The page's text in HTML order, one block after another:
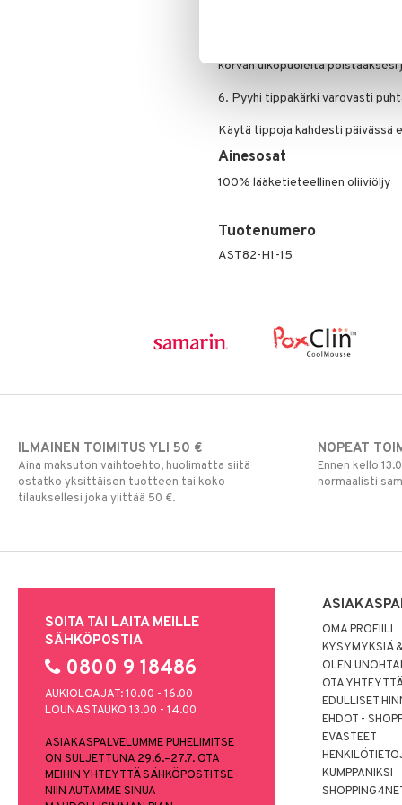
korvan ulkopuolelta
6. Pyyhi tippakärki varovasti
Käytä tippoja kahdesti päivässä
Ainesosat
100% lääketieteellinen oliiviöljy
Tuotenumero
AST82-H1-15
ILMAINEN TOIMITUS YLI 50 €
Aina maksuton vaihtoehto, huolimatta siitä
ostatko yksittäisen tuotteen tai koko
tilauksellesi joka ylittää 50 €.
NOPEAT
Ennen kello
normaalisti
SOITA TAI LAITA MEILLE
SÄHKÖPOSTIA
0800 9 18486
AUKIOLOAJAT: 10.00 - 16.00
LOUNASTAUKO 13.00 - 14.00
ASIAKASPALVELUMME PUHELIMITSE
ON SULJETTUNA 29.6.–27.7. OTA
MEIHIN YHTEYTTÄ SÄHKÖPOSTITSE
NIIN AUTAMME SINUA
OMA PROFIILI
KYSYMYKSIÄ
OLEN
OTA
EDULLISET
EHDOT -
EVÄSTEET
KUMPPANIKSI